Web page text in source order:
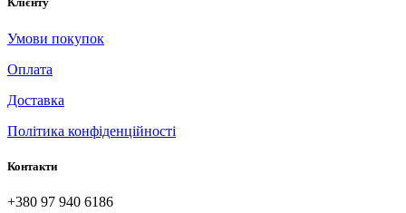
Умови покупок
Оплата
Доставка
Політика конфіденційності
Контакти
+380 97 940 6186